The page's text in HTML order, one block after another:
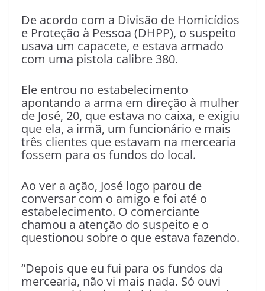
De acordo com a Divisão de Homicídios
e Proteção à Pessoa (DHPP), o suspeito
usava um capacete, e estava armado
com uma pistola calibre 380.
Ele entrou no estabelecimento
apontando a arma em direção à mulher
de José, 20, que estava no caixa, e exigiu
que ela, a irmã, um funcionário e mais
três clientes que estavam na mercearia
fossem para os fundos do local.
Ao ver a ação, José logo parou de
conversar com o amigo e foi até o
estabelecimento. O comerciante
chamou a atenção do suspeito e o
questionou sobre o que estava fazendo.
“Depois que eu fui para os fundos da
mercearia, não vi mais nada. Só ouvi